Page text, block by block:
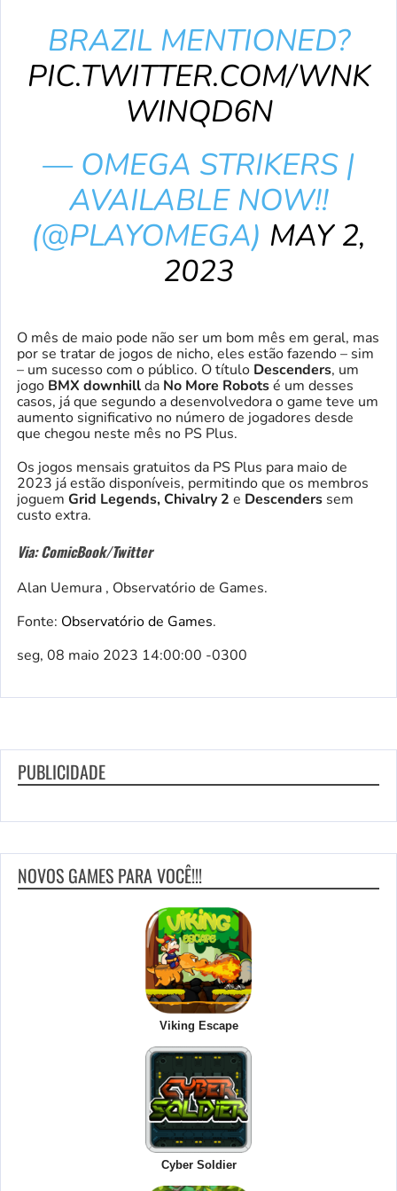
BRAZIL MENTIONED?
PIC.TWITTER.COM/WNK
WINQD6N
— OMEGA STRIKERS |
AVAILABLE NOW!!
(@PLAYOMEGA) MAY 2,
2023
O mês de maio pode não ser um bom mês em geral, mas
por se tratar de jogos de nicho, eles estão fazendo – sim
– um sucesso com o público. O título Descenders, um
jogo BMX downhillda No More Robotsé um desses
casos, já que segundo a desenvolvedora o game teve um
aumento significativo no número de jogadores desde
que chegou neste mês no PS Plus.
Os jogos mensais gratuitos da PS Plus para maio de
2023 já estão disponíveis, permitindo que os membros
joguem Grid Legends, Chivalry 2 e Descenders sem
custo extra.
Via: ComicBook/Twitter
Alan Uemura , Observatório de Games.
Fonte: Observatório de Games.
seg, 08 maio 2023 14:00:00 -0300
PUBLICIDADE
NOVOS GAMES PARA VOCÊ!!!
Viking Escape
Cyber Soldier